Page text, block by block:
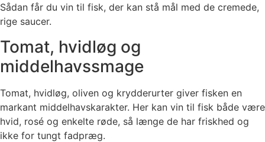
Sådan får du vin til fisk, der kan stå mål med de cremede,
rige saucer.
Tomat, hvidløg og
middelhavssmage
Tomat, hvidløg, oliven og krydderurter giver fisken en
markant middelhavskarakter. Her kan vin til fisk både være
hvid, rosé og enkelte røde, så længe de har friskhed og
ikke for tungt fadpræg.